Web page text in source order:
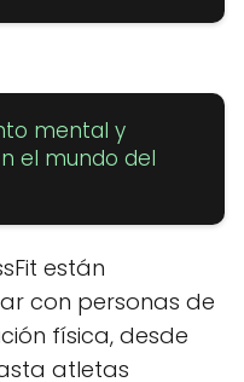
mental y
el mundo del
están
con personas de
física, desde
atletas